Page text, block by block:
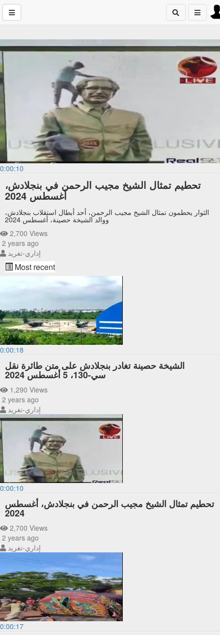
0:00:10
تحطيم تمثال الشيخ مجيب الرحمن في بنجلادش،
أغسطس 2024
الثوار يحطمون تمثال الشيخ مجيب الرحمن، أحد أبطال استقلاب بنجلادش،
ووالد الشيخة حصينة، أغسطس 2024
2,700 Views
2 years ago
إداري-تغريد
Most recent
0:00:18
الشيخة حصينة تغادر بنجلادش على متن طائرة نقل
سي-130، 5 أغسطس 2024
1,290 Views
2 years ago
إداري-تغريد
0:00:10
تحطيم تمثال الشيخ مجيب الرحمن في بنجلادش، أغسطس
2024
2,700 Views
2 years ago
إداري-تغريد
0:00:17